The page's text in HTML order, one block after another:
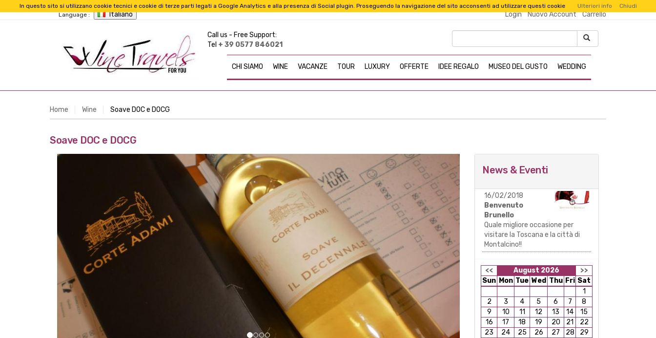
Language : Italiano Login Nuovo Account Carrello
Call us - Free Support:
Tel + 39 0577 846021
CHI SIAMO WINE VACANZE TOUR LUXURY OFFERTE IDEE REGALO MUSEO DEL GUSTO WEDDING
Home Wine Soave DOC e DOCG
Soave DOC e DOCG
News & Eventi
16/02/2018
Benvenuto
Brunello
Quale migliore occasione per
visitare la Toscana e la città di
Montalcino!!
<< August 2026
>>
Sun Mon Tue Wed Thu Fri Sat
1
2
3 4 5 6 7
8
9
10 11 12 13 14
15
16
17 18 19 20 21
22
23
24 25 26 27 28
29
In questo sito si utilizzano cookie tecnici e cookie di terze parti legati a Google Analytics e alla presenza di Social plugin. Proseguendo la navigazione del sito acconsenti ad utilizzare questi cookie Ulteriori info Chiudi